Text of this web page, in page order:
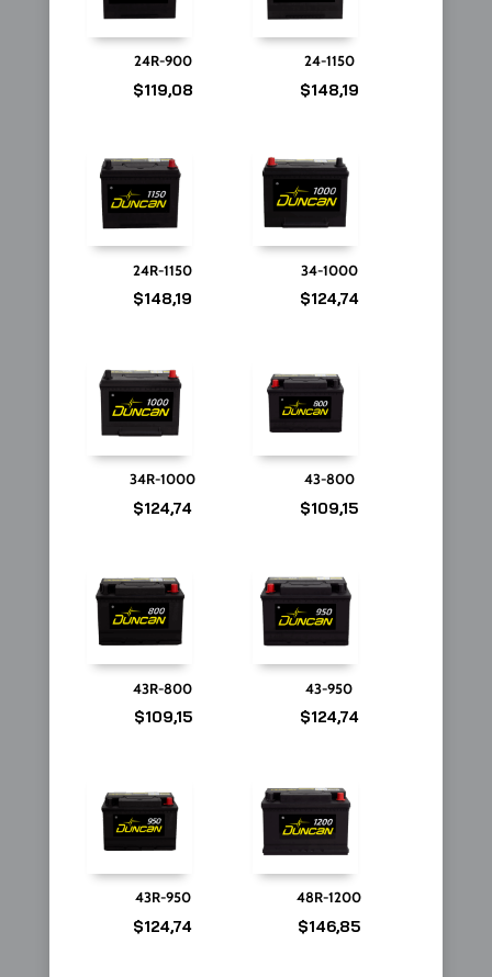
24R-900
$119,08
24-1150
$148,19
24R-1150
$148,19
34-1000
$124,74
34R-1000
$124,74
43-800
$109,15
43R-800
$109,15
43-950
$124,74
43R-950
$124,74
48R-1200
$146,85